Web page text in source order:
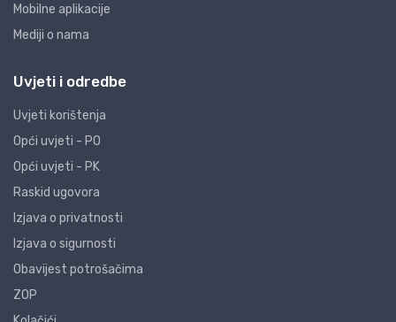
Mobilne aplikacije
Mediji o nama
Uvjeti i odredbe
Uvjeti korištenja
Opći uvjeti - PO
Opći uvjeti - PK
Raskid ugovora
Izjava o privatnosti
Izjava o sigurnosti
Obavijest potrošačima
ZOP